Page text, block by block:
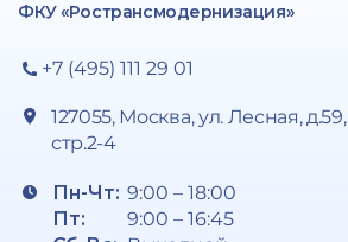
ФКУ «Ространсмодернизация»
+7 (495) 111 29 01
127055, Москва, ул. Лесная, д.59,
стр.2-4
Пн-Чт:
Пт:
9:00 – 18:00
9:00 – 16:45